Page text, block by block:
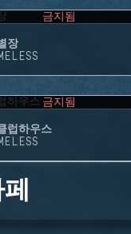
금지됨
장
금지됨
럽하우스